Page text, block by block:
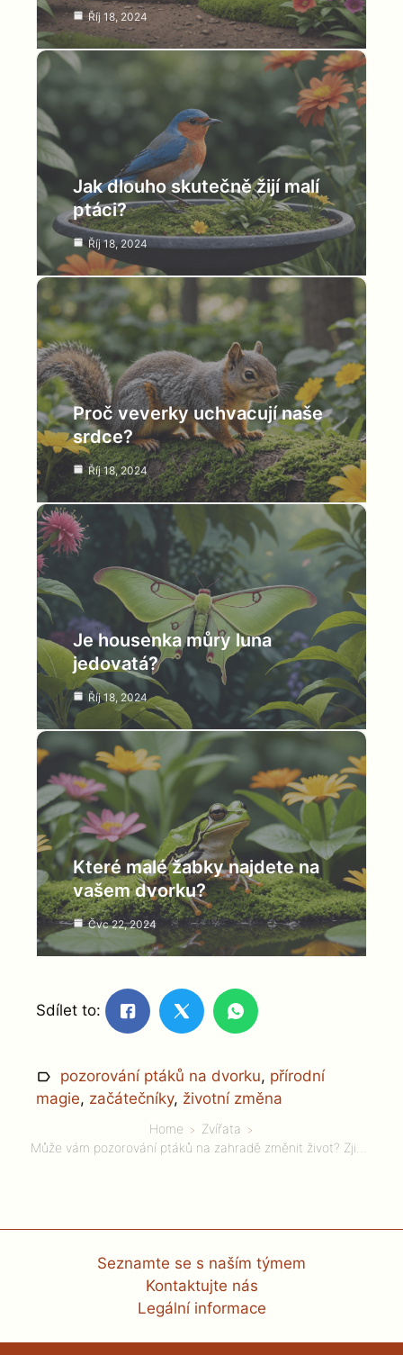
Říj 18, 2024
Jak dlouho skutečně žijí malí
ptáci?
Říj 18, 2024
Proč veverky uchvacují naše
srdce?
Říj 18, 2024
Je housenka můry luna
jedovatá?
Říj 18, 2024
Které malé žabky najdete na
vašem dvorku?
Čvc 22, 2024
Sdílet to:
pozorování ptáků na dvorku, přírodní
magie, začátečníky, životní změna
Home
Zvířata
Seznamte se s naším týmem
Kontaktujte nás
Legální informace